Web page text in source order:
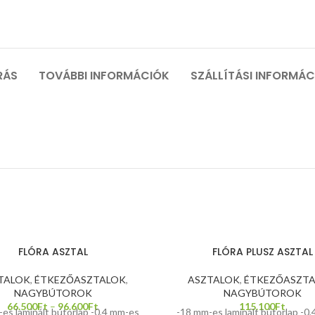
TOVÁBBI INFORMÁCIÓK SZÁLLÍTÁSI
FLÓRA ASZTAL
, ÉTKEZŐASZTALOK,
NAGYBÚTOROK
66.500Ft – 96.600Ft
es laminált bútorlap -0,4 mm-es
FLÓRA PLUSZ ASZTAL
ASZTALOK,
NAGYBÚTOROK
115.100Ft
-18 mm-es laminált bútorlap -